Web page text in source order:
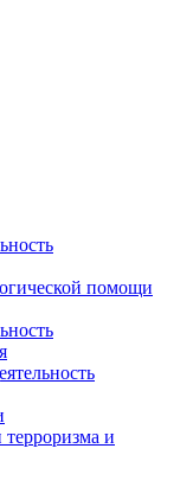
помощи
и